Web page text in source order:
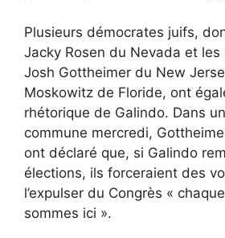
Plusieurs démocrates juifs,
Jacky Rosen du Nevada et
Josh Gottheimer du New
Moskowitz de Floride, ont
rhétorique de Galindo. Dans
commune mercredi,
ont déclaré que, si Galindo
élections, ils forceraient des
l’expulser du Congrès «
sommes ici ».